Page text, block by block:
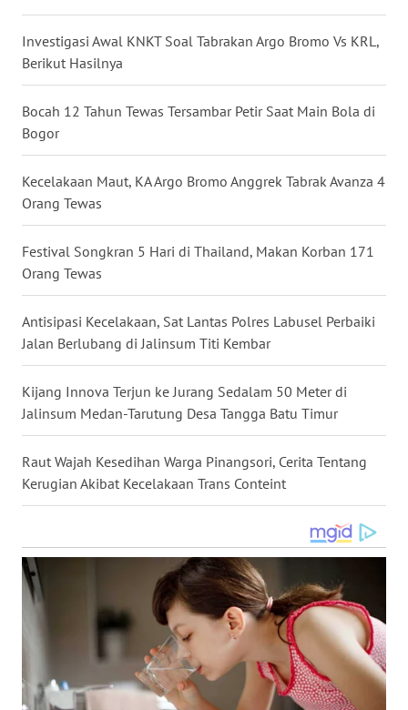
Investigasi Awal KNKT Soal Tabrakan Argo Bromo Vs KRL,
Berikut Hasilnya
Bocah 12 Tahun Tewas Tersambar Petir Saat Main Bola di
Bogor
Kecelakaan Maut, KA Argo Bromo Anggrek Tabrak Avanza 4
Orang Tewas
Festival Songkran 5 Hari di Thailand, Makan Korban 171
Orang Tewas
Antisipasi Kecelakaan, Sat Lantas Polres Labusel Perbaiki
Jalan Berlubang di Jalinsum Titi Kembar
Kijang Innova Terjun ke Jurang Sedalam 50 Meter di
Jalinsum Medan-Tarutung Desa Tangga Batu Timur
Raut Wajah Kesedihan Warga Pinangsori, Cerita Tentang
Kerugian Akibat Kecelakaan Trans Conteint
BABEL
SUMBAR
WN
SUMSEL
WN
BENGKULU
WN
LAMPUNG
WN
JATIM
WN